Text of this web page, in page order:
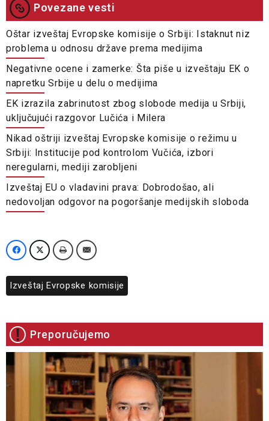
Povezane vesti
Oštar izveštaj Evropske komisije o Srbiji: Istaknut niz
problema u odnosu države prema medijima
Negativne ocene i zamerke: Šta piše u izveštaju EK o
napretku Srbije u delu o medijima
EK izrazila zabrinutost zbog slobode medija u Srbiji,
uključujući razgovor Lučića i Milera
Nikad oštriji izveštaj Evropske komisije o režimu u
Srbiji: Institucije pod kontrolom Vučića, izbori
neregularni, mediji zarobljeni
Izveštaj EU o vladavini prava: Dobrodošao, ali
nedovoljan odgovor na pogoršanje medijskih sloboda
Izveštaj Evropske komisije
Preporučujemo